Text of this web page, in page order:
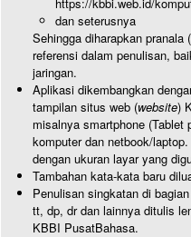
dan seterusnya
Sehingga diharapkan pranala (
referensi dalam penulisan,
jaringan.
Aplikasi dikembangkan
tampilan situs web (website)
misalnya smartphone
komputer dan netbook/
dengan ukuran layar yang
Tambahan kata-kata baru
Penulisan singkatan di
tt, dp, dr dan lainnya ditulis
KBBI PusatBahasa.